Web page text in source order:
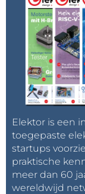
Elektor is een
toegepaste
startups
praktische
meer dan 60
wereldwijd